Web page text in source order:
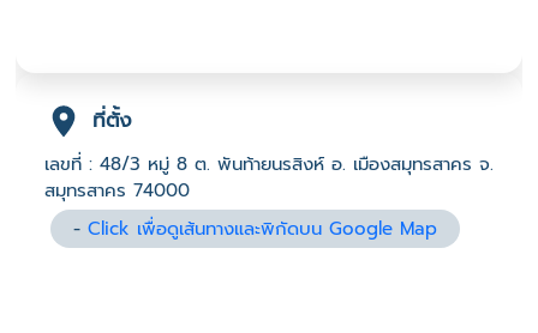
ที่ตั้ง
เลขที่ : 48/3 หมู่ 8 ต. พันท้ายนรสิงห์ อ. เมืองสมุทรสาคร จ.
สมุทรสาคร 74000
-Click เพื่อดูเส้นทางและพิกัดบน Google Map